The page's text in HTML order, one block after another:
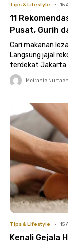
Tips & Lifestyle • 15
11
Pusat, Gurih
Cari makanan
Langsung jajal
terdekat Jakarta
Meiranie
Tips & Lifestyle • 15
Kenali Gejala